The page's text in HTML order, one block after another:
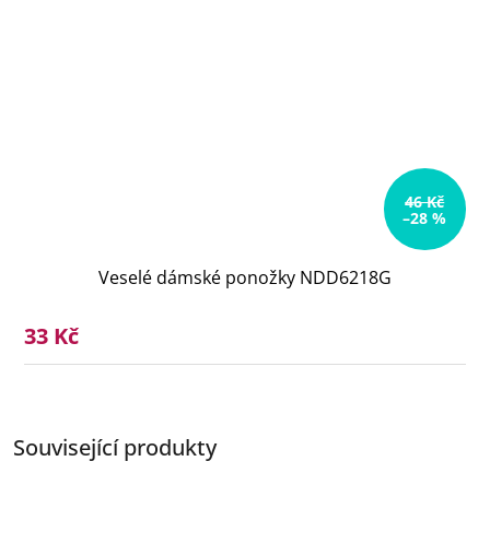
Související produkty
46 Kč
–28 %
Veselé dámské ponožky NDD6218G
33 Kč